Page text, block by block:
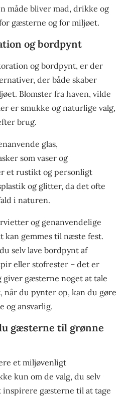
måde bliver mad, drikke og
gæsterne og for miljøet.
og bordpynt
og bordpynt, er der
der både skaber
Blomster fra haven, vilde
er smukke og naturlige valg,
brug.
glas,
som vaser og
et rustikt og personligt
og glitter, da det ofte
i naturen.
og genanvendelige
kan gemmes til næste fest.
selv lave bordpynt af
eller stofrester – det er
giver gæsterne noget at tale
når du pynter op, kan du gøre
og ansvarlig.
gæsterne til grønne
et miljøvenligt
kun om de valg, du selv
inspirere gæsterne til at tage